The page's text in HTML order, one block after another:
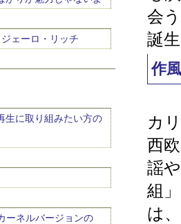
ェーロ・リッチ
生に取り組みたい方の
ーネルバージョンの
会
誕
作
カ
西
謡
組
は